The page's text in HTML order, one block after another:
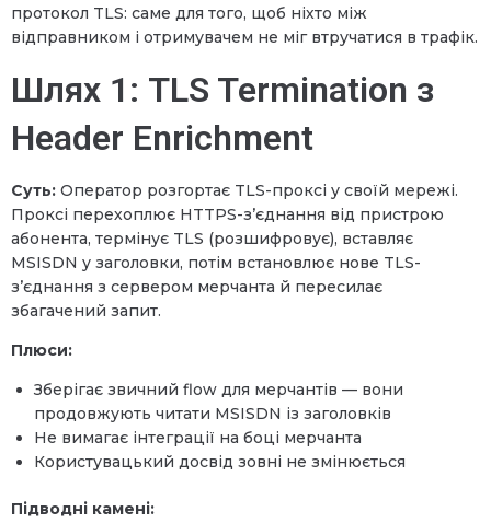
протокол TLS: саме для того, щоб ніхто між
відправником і отримувачем не міг втручатися в трафік.
Шлях 1: TLS Termination з
Header Enrichment
Суть: Оператор розгортає TLS-проксі у своїй мережі.
Проксі перехоплює HTTPS-з’єднання від пристрою
абонента, термінує TLS (розшифровує), вставляє
MSISDN у заголовки, потім встановлює нове TLS-
з’єднання з сервером мерчанта й пересилає
збагачений запит.
Плюси:
Зберігає звичний flow для мерчантів — вони
продовжують читати MSISDN із заголовків
Не вимагає інтеграції на боці мерчанта
Користувацький досвід зовні не змінюється
Підводні камені: